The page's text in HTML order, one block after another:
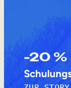
-20 %